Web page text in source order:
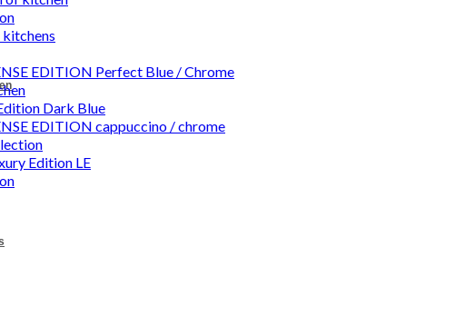
EDITION Perfect Blue / Chrome
Dark Blue
EDITION cappuccino / chrome
Edition LE